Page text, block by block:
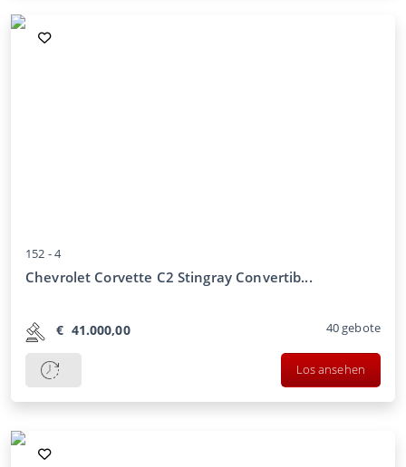
152 -4
Chevrolet Corvette C2 Stingray Convertib...
€ 41.000,00 40gebote
Los ansehen